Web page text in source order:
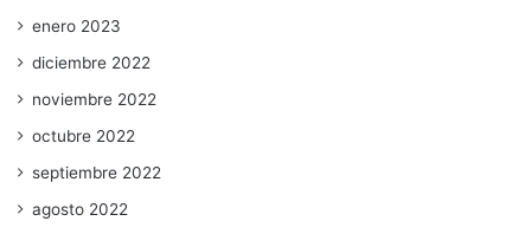
enero 2023
diciembre 2022
noviembre 2022
octubre 2022
septiembre 2022
agosto 2022